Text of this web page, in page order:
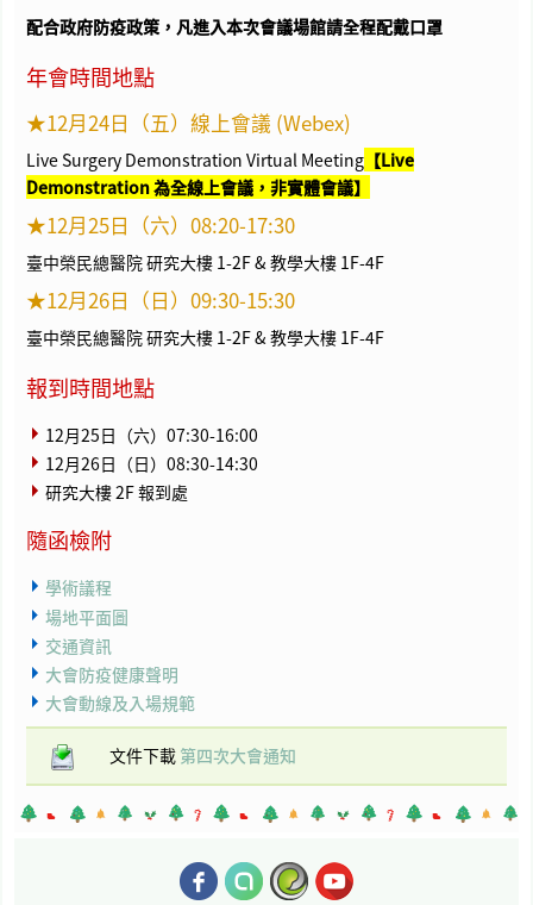
配合政府防疫政策，凡進入本次會議場館請全程配戴口罩
年會時間地點
★12月24日（五）線上會議 (Webex)
Live Surgery Demonstration Virtual Meeting 【Live
Demonstration 為全線上會議，非實體會議】
★12月25日（六）08:20-17:30
臺中榮民總醫院 研究大樓 1-2F & 教學大樓 1F-4F
★12月26日（日）09:30-15:30
臺中榮民總醫院 研究大樓 1-2F & 教學大樓 1F-4F
報到時間地點
12月25日（六）07:30-16:00
12月26日（日）08:30-14:30
研究大樓 2F 報到處
隨函檢附
學術議程
場地平面圖
交通資訊
大會防疫健康聲明
大會動線及入場規範
文件下載 第四次大會通知